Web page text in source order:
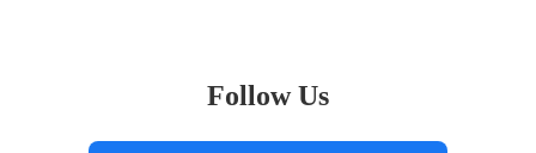
Follow Us